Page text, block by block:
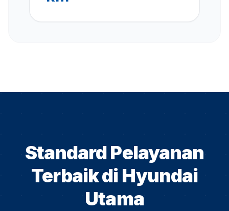
Standard Pelayanan
Terbaik di Hyundai
Utama